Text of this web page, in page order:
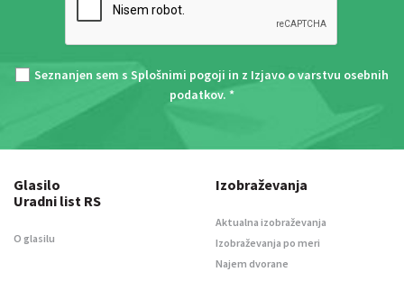
Seznanjen sem s Splošnimi pogoji in z Izjavo o varstvu osebnih
podatkov. *
Glasilo
Uradni list RS
O glasilu
Izobraževanja
Aktualna izobraževanja
Izobraževanja po meri
Najem dvorane